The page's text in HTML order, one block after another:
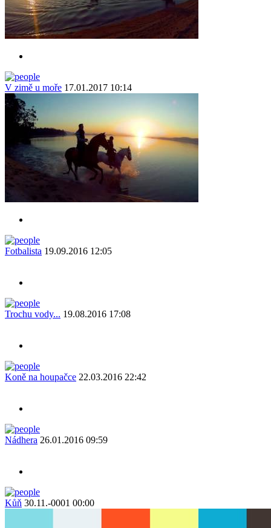
V zimě u moře 17.01.2017 10:14
Fotbalista 19.09.2016 12:05
Trochu vody... 19.08.2016 17:08
Koně na houpačce 22.03.2016 22:42
Nádhera 26.01.2016 09:59
Kůň 30.11.-0001 00:00